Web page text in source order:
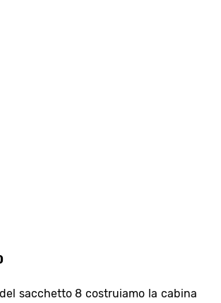
sacchetto 8 costruiamo la cabina